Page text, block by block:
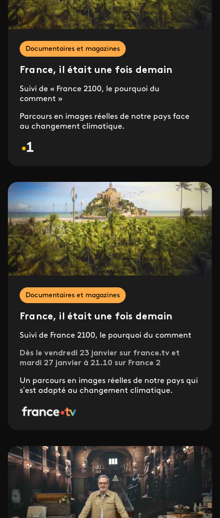
Documentaires et magazines
France, il était une fois demain
Suivi de « France 2100, le pourquoi du
comment »
Parcours en images réelles de notre pays face
au changement climatique.
Documentaires et magazines
France, il était une fois demain
Suivi de France 2100, le pourquoi du comment
Dès le vendredi 23 janvier sur france.tv et
mardi 27 janvier à 21.10 sur France 2
Un parcours en images réelles de notre pays qui
s’est adapté au changement climatique.